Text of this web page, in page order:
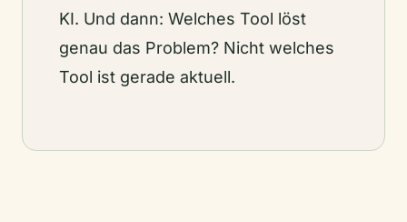
KI. Und dann: Welches Tool löst
genau das Problem? Nicht welches
Tool ist gerade aktuell.